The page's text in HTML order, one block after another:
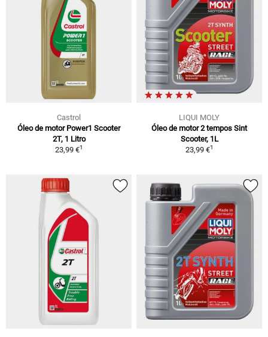
Castrol
Óleo de motor Power1 Scooter
2T, 1 Litro
23,99 €1
LIQUI MOLY
Óleo de motor 2 tempos Sint
Scooter, 1L
23,99 €1